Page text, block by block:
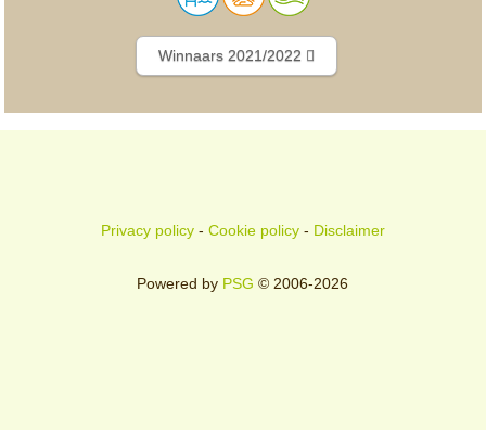
Winnaars 2021/2022
Privacy policy- Cookie policy- Disclaimer
Powered by PSG © 2006-2026